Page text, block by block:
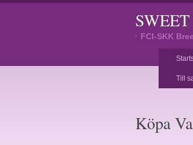
FCI-SKK
Till
Köpa